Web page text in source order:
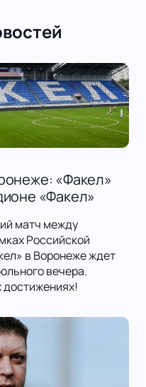
«Факел»
«Факел»
матч между
Российской
в Воронеже ждет
вечера.
достижениях!